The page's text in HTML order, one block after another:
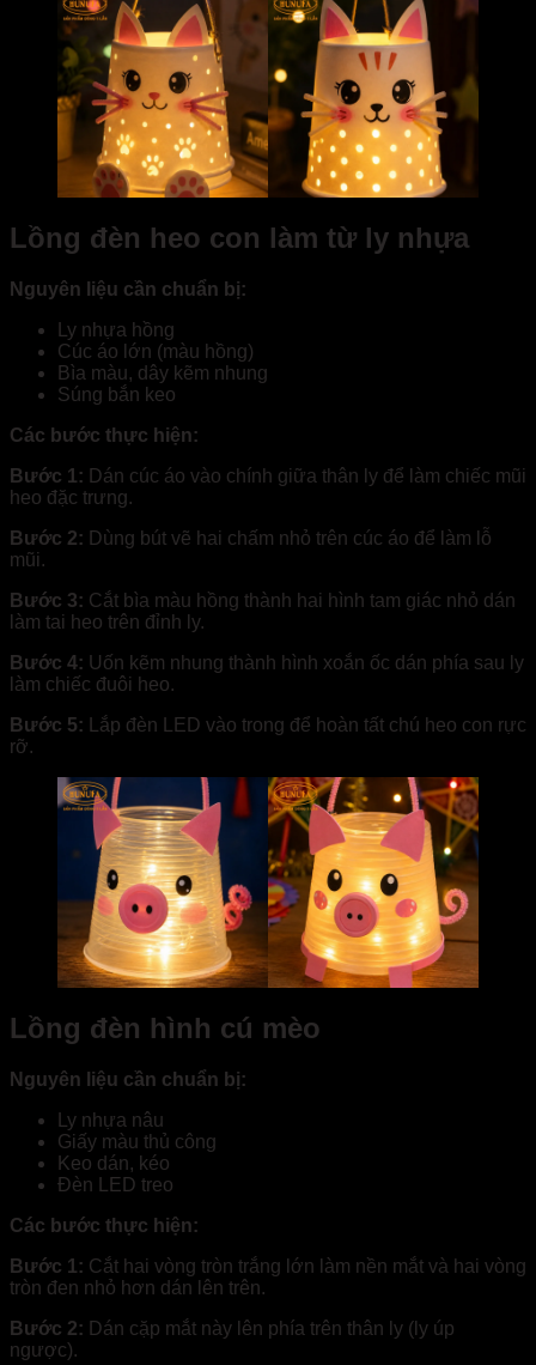
Lồng đèn heo con làm từ ly nhựa
Nguyên liệu cần chuẩn bị:
Ly nhựa hồng
Cúc áo lớn (màu hồng)
Bìa màu, dây kẽm nhung
Súng bắn keo
Các bước thực hiện:
Bước 1: Dán cúc áo vào chính giữa thân ly để làm chiếc mũi
heo đặc trưng.
Bước 2: Dùng bút vẽ hai chấm nhỏ trên cúc áo để làm lỗ
mũi.
Bước 3: Cắt bìa màu hồng thành hai hình tam giác nhỏ dán
làm tai heo trên đỉnh ly.
Bước 4: Uốn kẽm nhung thành hình xoắn ốc dán phía sau ly
làm chiếc đuôi heo.
Bước 5: Lắp đèn LED vào trong để hoàn tất chú heo con rực
rỡ.
Lồng đèn hình cú mèo
Nguyên liệu cần chuẩn bị:
Ly nhựa nâu
Giấy màu thủ công
Keo dán, kéo
Đèn LED treo
Các bước thực hiện:
Bước 1: Cắt hai vòng tròn trắng lớn làm nền mắt và hai vòng
tròn đen nhỏ hơn dán lên trên.
Bước 2: Dán cặp mắt này lên phía trên thân ly (ly úp
ngược).